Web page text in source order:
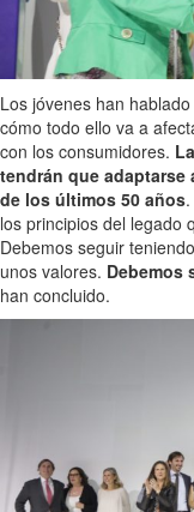
Los jóvenes han
cómo todo ello va a
con los consumidores.
tendrán que adaptarse
de los últimos 50 años
los principios del legado
Debemos seguir
unos valores. Debemos
han concluido.